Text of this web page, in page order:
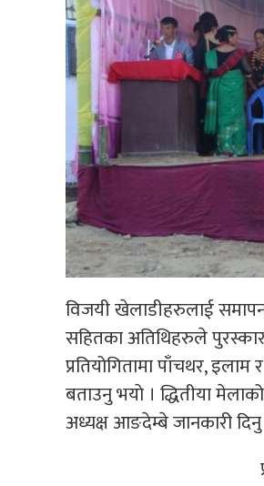
विजयी खेलाडीहरुलाई
सहितका अतिथिहरुले
प्रतियोगितामा पाँचथर,
बताउनु भयाे । द्धितीया
अध्यक्ष आङदेम्बे जानकारी